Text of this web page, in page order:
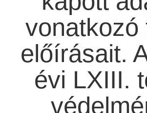
vonatkozó
előírásait.
évi LXIII.